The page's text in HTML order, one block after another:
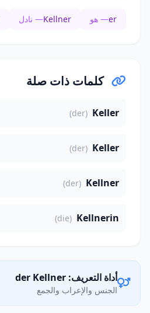
er— هو Kellner— نادل
كلمات ذات صلة
Keller
(der)
Keller
(der)
Kellner
(der)
Kellnerin
(die)
أداة التعريف: der Kellner
الجنس والإعراب والجمع